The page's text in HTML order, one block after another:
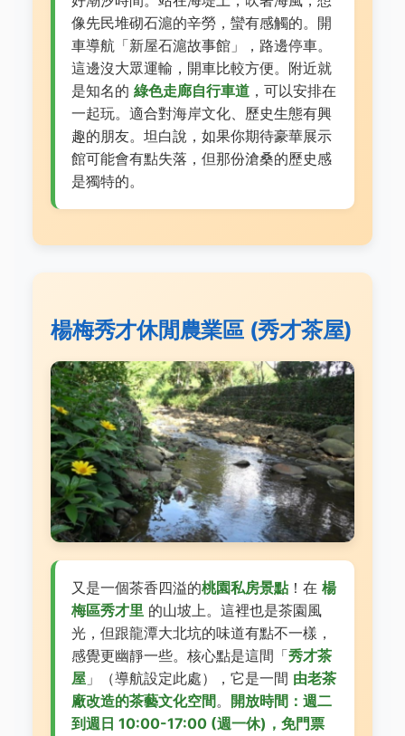
像先民堆砌石滬的辛勞，蠻有感觸的。開
車導航「新屋石滬故事館」，路邊停車。
這邊沒大眾運輸，開車比較方便。附近就
是知名的 綠色走廊自行車道 ，可以安排在
一起玩。適合對海岸文化、歷史生態有興
趣的朋友。坦白說，如果你期待豪華展示
館可能會有點失落，但那份滄桑的歷史感
是獨特的。
楊梅秀才休閒農業區 (秀才茶屋)
又是一個茶香四溢的桃園私房景點 ！在 楊
梅區秀才里 的山坡上。這裡也是茶園風
光，但跟龍潭大北坑的味道有點不一樣，
感覺更幽靜一些。核心點是這間「秀才茶
屋 」（導航設定此處），它是一間 由老茶
廠改造的茶藝文化空間。 開放時間：週二
到週日 10:00-17:00 (週一休)，免門票